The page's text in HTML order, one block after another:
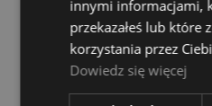
innymi informacjami,
przekazałeś lub które
korzystania przez
Dowiedz się więcej